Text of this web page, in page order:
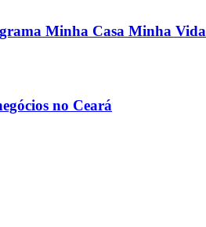
Minha Casa Minha Vida
no Ceará